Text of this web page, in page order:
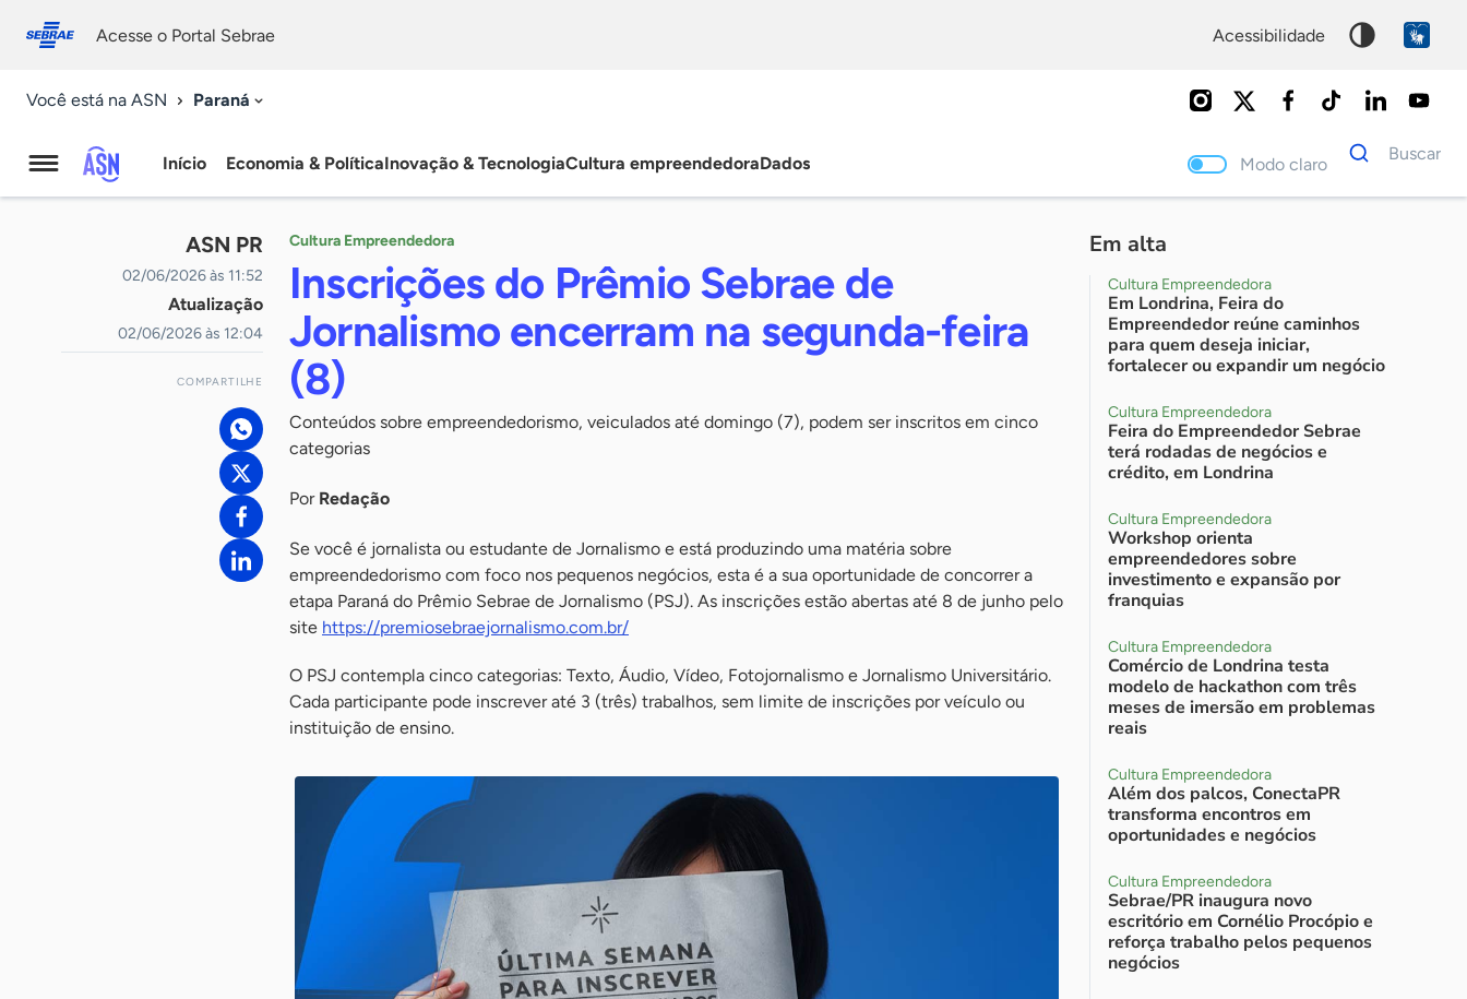
conosco
Acesse o Portal Sebrae acessibilidade
Você está na ASN Paraná
Agência
Sebrae
Notícias
Início Economia & PolíticaInovação & TecnologiaCultura empreendedoraDados Modo claro
Dados
para
Buscar
ASN PR
02/06/2026 às 11:52
Atualização
02/06/2026 às 12:04
COMPARTILHE
Cultura Empreendedora
Inscrições do Prêmio Sebrae de
Jornalismo encerram na segunda-feira
(8)
Conteúdos sobre empreendedorismo, veiculados até domingo (7), podem ser inscritos em cinco
categorias
Por Redação
Se você é jornalista ou estudante de Jornalismo e está produzindo uma matéria sobre
empreendedorismo com foco nos pequenos negócios, esta é a sua oportunidade de concorrer a
etapa Paraná do Prêmio Sebrae de Jornalismo (PSJ). As inscrições estão abertas até 8 de junho pelo
site https://premiosebraejornalismo.com.br/
O PSJ contempla cinco categorias: Texto, Áudio, Vídeo, Fotojornalismo e Jornalismo Universitário.
Cada participante pode inscrever até 3 (três) trabalhos, sem limite de inscrições por veículo ou
instituição de ensino.
Em alta
Cultura Empreendedora
Em Londrina, Feira do
Empreendedor reúne caminhos
para quem deseja iniciar,
fortalecer ou expandir um negócio
Cultura Empreendedora
Feira do Empreendedor Sebrae
terá rodadas de negócios e
crédito, em Londrina
Cultura Empreendedora
Workshop orienta
empreendedores sobre
investimento e expansão por
franquias
Cultura Empreendedora
Comércio de Londrina testa
modelo de hackathon com três
meses de imersão em problemas
reais
Cultura Empreendedora
Além dos palcos, ConectaPR
transforma encontros em
oportunidades e negócios
Cultura Empreendedora
Sebrae/PR inaugura novo
escritório em Cornélio Procópio e
reforça trabalho pelos pequenos
negócios